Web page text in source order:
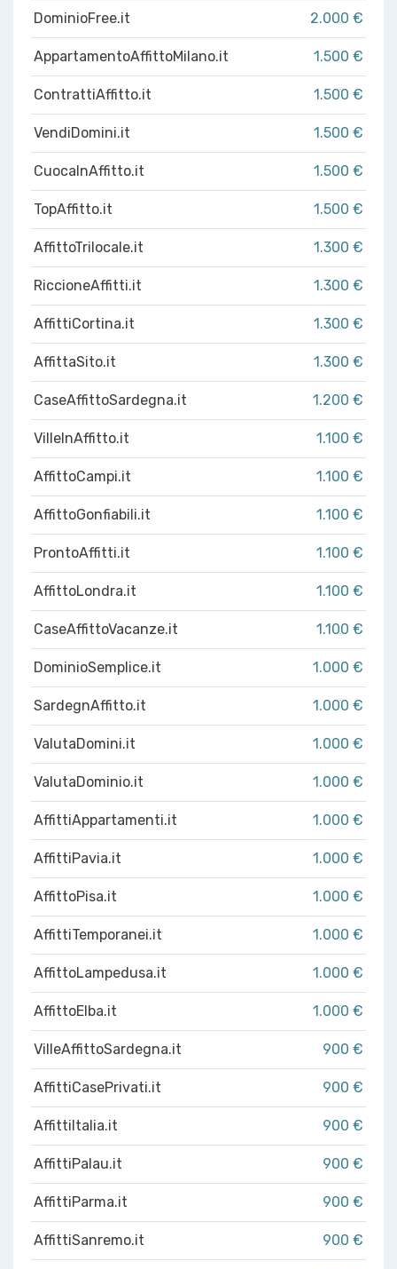
DominioFree.it 2.000 €
AppartamentoAffittoMilano.it 1.500 €
ContrattiAffitto.it 1.500 €
VendiDomini.it 1.500 €
CuocaInAffitto.it 1.500 €
TopAffitto.it 1.500 €
AffittoTrilocale.it 1.300 €
RiccioneAffitti.it 1.300 €
AffittiCortina.it 1.300 €
AffittaSito.it 1.300 €
CaseAffittoSardegna.it 1.200 €
VilleInAffitto.it 1.100 €
AffittoCampi.it 1.100 €
AffittoGonfiabili.it 1.100 €
ProntoAffitti.it 1.100 €
AffittoLondra.it 1.100 €
CaseAffittoVacanze.it 1.100 €
DominioSemplice.it 1.000 €
SardegnAffitto.it 1.000 €
ValutaDomini.it 1.000 €
ValutaDominio.it 1.000 €
AffittiAppartamenti.it 1.000 €
AffittiPavia.it 1.000 €
AffittoPisa.it 1.000 €
AffittiTemporanei.it 1.000 €
AffittoLampedusa.it 1.000 €
AffittoElba.it 1.000 €
VilleAffittoSardegna.it 900 €
AffittiCasePrivati.it 900 €
AffittiItalia.it 900 €
AffittiPalau.it 900 €
AffittiParma.it 900 €
AffittiSanremo.it 900 €